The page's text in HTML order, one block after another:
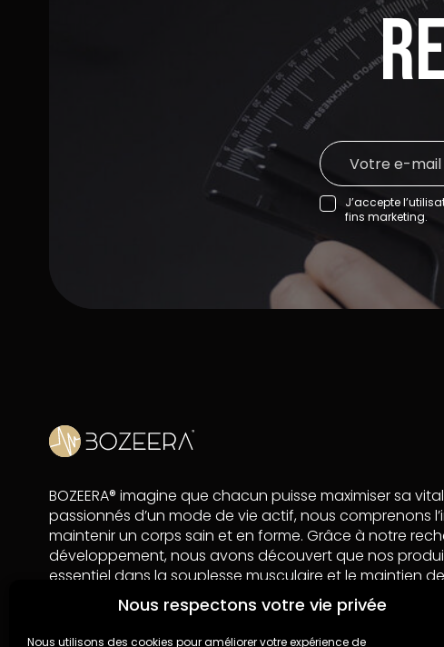
Nous respectons votre vie privée
Nous utilisons des cookies pour améliorer votre expérience de
J’accepte
fins marketing.
BOZEERA® imagine que chacun puisse maximiser sa
passionnés d’un mode de vie actif, nous comprenons
maintenir un corps sain et en forme. Grâce à notre
développement, nous avons découvert que nos
essentiel dans la souplesse musculaire et le maintien
globale pour les personnes actives.